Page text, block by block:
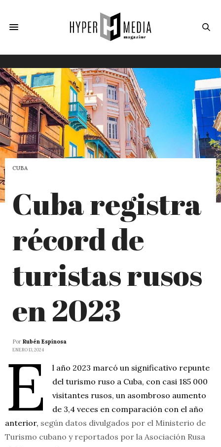
CUBA
Cuba registra
récord de
turistas rusos
en 2023
Por Rubén Espinosa
ENERO 13, 2024
E
l año 2023 marcó un significativo repunte
del turismo ruso a Cuba, con casi 185 000
visitantes rusos, un asombroso aumento
de 3,4 veces en comparación con el año
anterior, según datos divulgados por el Ministerio de
Turismo cubano y reportados por la Asociación Rusa